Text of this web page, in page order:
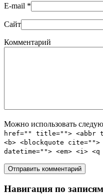
E-mail *
Сайт
Комментарий
Можно использовать
href="" title=""> <abbr
<b> <blockquote cite="">
datetime=""> <em> <i>
Навигация по записям